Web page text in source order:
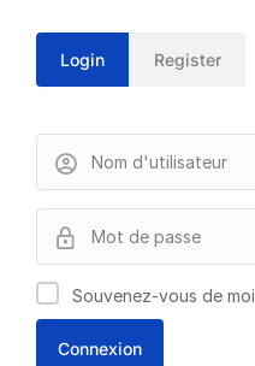
Login Register
Souvenez-vous de moi